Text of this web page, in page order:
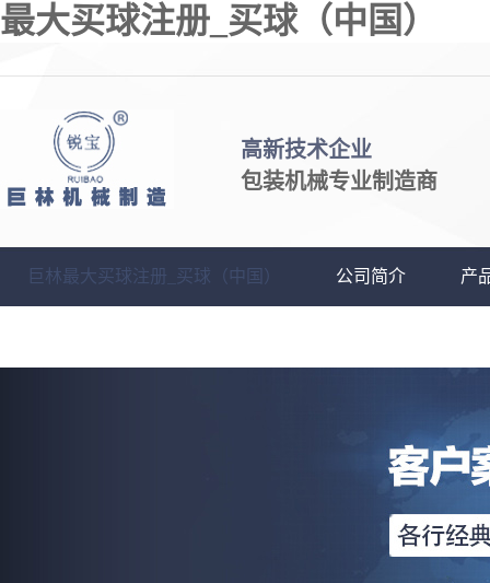
最大买球注册_买球（中国）
高新技术企业
包装机械专业制造商
巨林最大买球注册_买球（中国） 公司简介 产